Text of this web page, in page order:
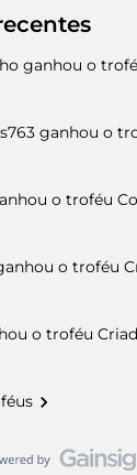
ganhou o
ganhou o
o troféu
o troféu
o troféu